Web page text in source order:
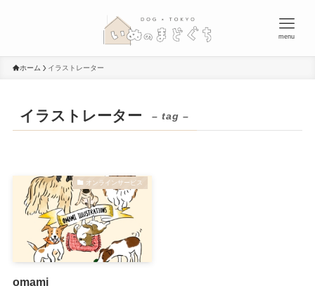
menu
ホーム イラストレーター
イラストレーター – tag –
オンラインサービス
omami